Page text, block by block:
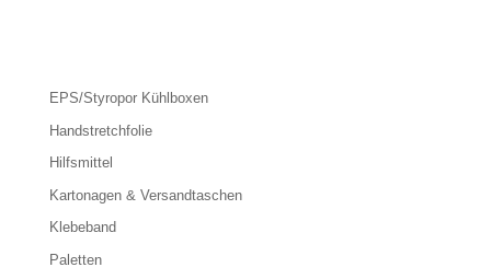
EPS/Styropor Kühlboxen
Handstretchfolie
Hilfsmittel
Kartonagen & Versandtaschen
Klebeband
Paletten